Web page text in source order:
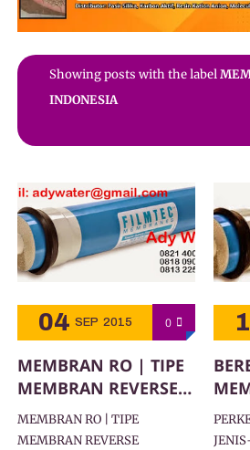
Showing posts with the label
INDONESIA
04 SEP 2015 0
MEMBRAN RO | TIPE
MEMBRAN REVERSE
OSMOSIS | FILMTECH
| TORAY | CSM
MEMBRAN RO | TIPE
MEMBRAN REVERSE